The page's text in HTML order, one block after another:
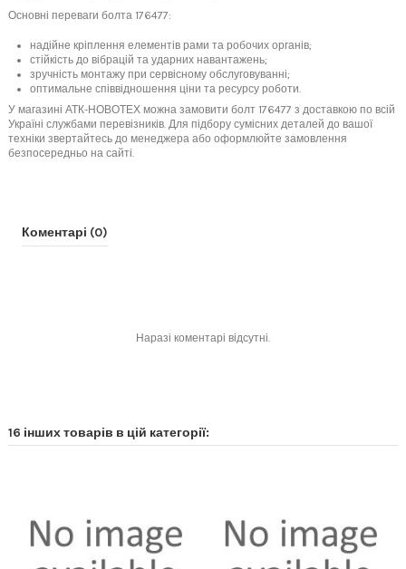
Основні переваги болта 176477:
надійне кріплення елементів рами та робочих органів;
стійкість до вібрацій та ударних навантажень;
зручність монтажу при сервісному обслуговуванні;
оптимальне співвідношення ціни та ресурсу роботи.
У магазині АТК-НОВОТЕХ можна замовити болт 176477 з доставкою по всій
Україні службами перевізників. Для підбору сумісних деталей до вашої
техніки звертайтесь до менеджера або оформлюйте замовлення
безпосередньо на сайті.
Коментарі (0)
Наразі коментарі відсутні.
16 інших товарів в цій категорії: